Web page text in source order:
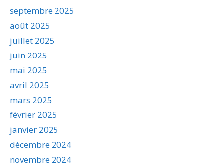
septembre 2025
août 2025
juillet 2025
juin 2025
mai 2025
avril 2025
mars 2025
février 2025
janvier 2025
décembre 2024
novembre 2024